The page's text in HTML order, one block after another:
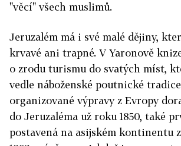
"věcí" všech muslimů.
Jeruzalém má i své malé dějiny,
krvavé ani trapné. V Yaronově
o zrodu turismu do svatých míst,
vedle náboženské poutnické
organizované výpravy z Evropy
do Jeruzaléma už roku 1850, také
postavená na asijském kontinentu